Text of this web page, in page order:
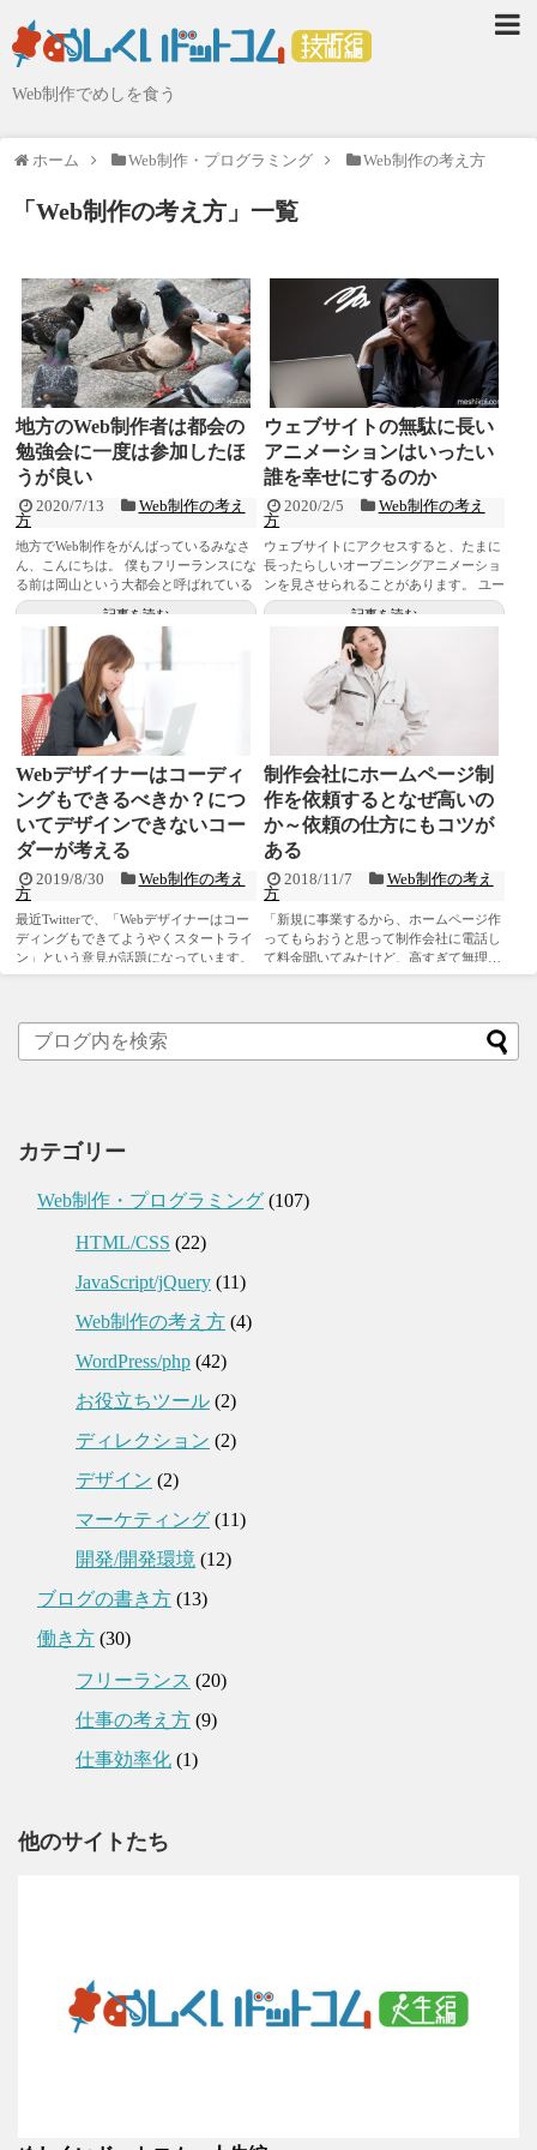
Web制作でめしを食う
ホーム Web制作・プログラミング Web制作の考え方
「 Web制作の考え方 」 一覧
地方のWeb制作者は都会の
勉強会に一度は参加したほ
うが良い
2020/7/13
Web制作の考え
方
地方でWeb制作をがんばっているみなさ
ん、こんにちは。 僕もフリーランスにな
る前は岡山という大都会と呼ばれている
田舎にある小さなWeb...
記事を読む
ウェブサイトの無駄に長い
アニメーションはいったい
誰を幸せにするのか
2020/2/5
Web制作の考え
方
ウェブサイトにアクセスすると、たまに
長ったらしいオープニングアニメーショ
ンを見させられることがあります。 ユー
ザーは、サイトにアニメー...
記事を読む
Webデザイナーはコーディ
ングもできるべきか？につ
いてデザインできないコー
ダーが考える
2019/8/30
Web制作の考え
方
最近Twitterで、「Webデザイナーはコー
ディングもできてようやくスタートライ
ン」という意見が話題になっています。
これについては...
制作会社にホームページ制
作を依頼するとなぜ高いの
か～依頼の仕方にもコツが
ある
2018/11/7
Web制作の考え
方
「新規に事業するから、ホームページ作
ってもらおうと思って制作会社に電話し
て料金聞いてみたけど、高すぎて無理…
自分で作るか…」 そして知...
カテゴリー
Web制作・プログラミング (107)
HTML/CSS (22)
JavaScript/jQuery (11)
Web制作の考え方 (4)
WordPress/php (42)
お役立ちツール (2)
ディレクション (2)
デザイン (2)
マーケティング (11)
開発/開発環境 (12)
ブログの書き方 (13)
働き方 (30)
フリーランス (20)
仕事の考え方 (9)
仕事効率化 (1)
他のサイトたち